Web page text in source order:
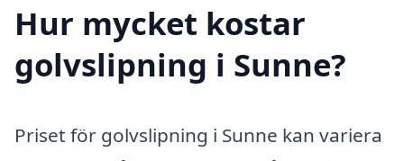
Hur mycket kostar
golvslipning i Sunne?
Priset för golvslipning i Sunne kan variera